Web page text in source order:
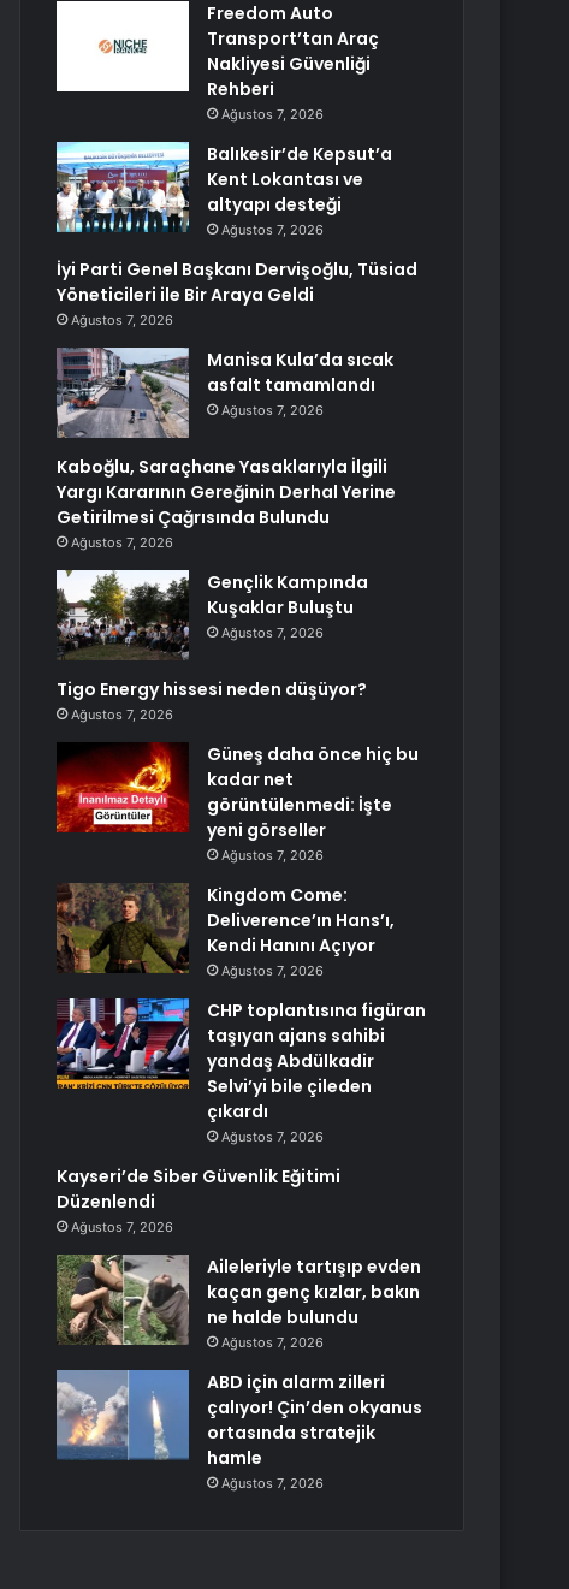
Freedom Auto
Transport’tan Araç
Nakliyesi Güvenliği
Rehberi
Ağustos 7, 2026
Balıkesir’de Kepsut’a
Kent Lokantası ve
altyapı desteği
Ağustos 7, 2026
İyi Parti Genel Başkanı Dervişoğlu, Tüsiad
Yöneticileri ile Bir Araya Geldi
Ağustos 7, 2026
Manisa Kula’da sıcak
asfalt tamamlandı
Ağustos 7, 2026
Kaboğlu, Saraçhane Yasaklarıyla İlgili
Yargı Kararının Gereğinin Derhal Yerine
Getirilmesi Çağrısında Bulundu
Ağustos 7, 2026
Gençlik Kampında
Kuşaklar Buluştu
Ağustos 7, 2026
Tigo Energy hissesi neden düşüyor?
Ağustos 7, 2026
Güneş daha önce hiç bu
kadar net
görüntülenmedi: İşte
yeni görseller
Ağustos 7, 2026
Kingdom Come:
Deliverence’ın Hans’ı,
Kendi Hanını Açıyor
Ağustos 7, 2026
CHP toplantısına figüran
taşıyan ajans sahibi
yandaş Abdülkadir
Selvi’yi bile çileden
çıkardı
Ağustos 7, 2026
Kayseri’de Siber Güvenlik Eğitimi
Düzenlendi
Ağustos 7, 2026
Aileleriyle tartışıp evden
kaçan genç kızlar, bakın
ne halde bulundu
Ağustos 7, 2026
ABD için alarm zilleri
çalıyor! Çin’den okyanus
ortasında stratejik
hamle
Ağustos 7, 2026